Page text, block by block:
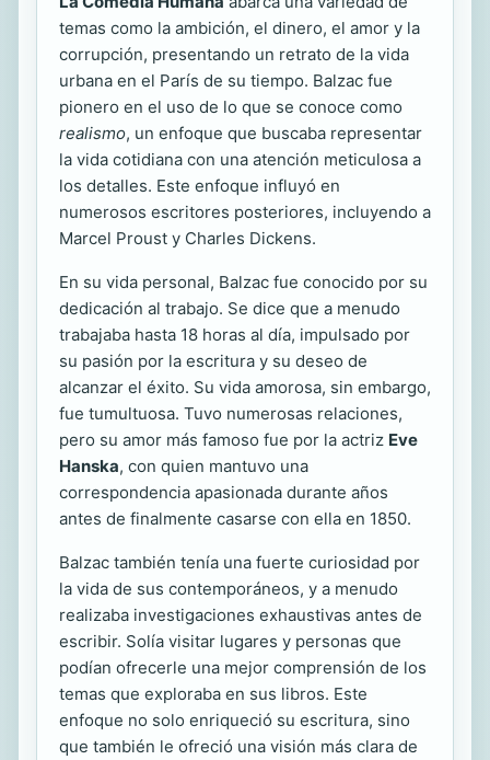
temas como la ambición, el dinero, el amor y la
corrupción, presentando un retrato de la vida
urbana en el París de su tiempo. Balzac fue
pionero en el uso de lo que se conoce como
realismo, un enfoque que buscaba representar
la vida cotidiana con una atención meticulosa a
los detalles. Este enfoque influyó en
numerosos escritores posteriores, incluyendo a
Marcel Proust y Charles Dickens.
En su vida personal, Balzac fue conocido por su
dedicación al trabajo. Se dice que a menudo
trabajaba hasta 18 horas al día, impulsado por
su pasión por la escritura y su deseo de
alcanzar el éxito. Su vida amorosa, sin embargo,
fue tumultuosa. Tuvo numerosas relaciones,
pero su amor más famoso fue por la actriz Eve
Hanska, con quien mantuvo una
correspondencia apasionada durante años
antes de finalmente casarse con ella en 1850.
Balzac también tenía una fuerte curiosidad por
la vida de sus contemporáneos, y a menudo
realizaba investigaciones exhaustivas antes de
escribir. Solía visitar lugares y personas que
podían ofrecerle una mejor comprensión de los
temas que exploraba en sus libros. Este
enfoque no solo enriqueció su escritura, sino
que también le ofreció una visión más clara de